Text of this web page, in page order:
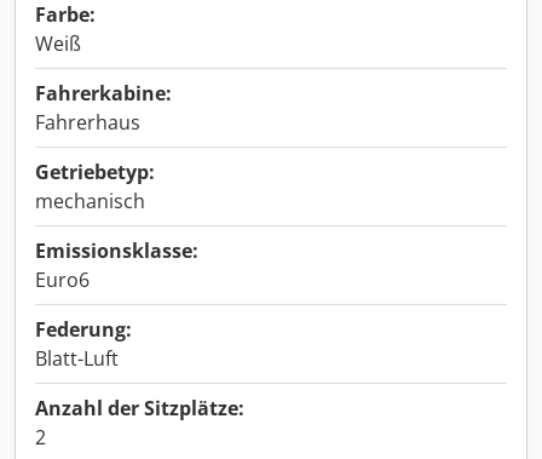
Farbe:
Weiß
Fahrerkabine:
Fahrerhaus
Getriebetyp:
mechanisch
Emissionsklasse:
Euro6
Federung:
Blatt-Luft
Anzahl der Sitzplätze:
2